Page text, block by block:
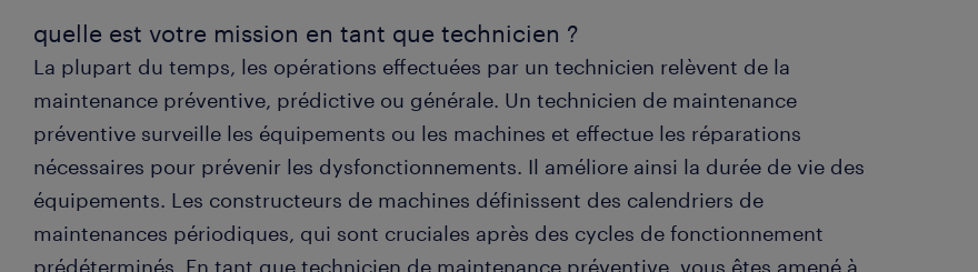
quelle est votre mission en tant que technicien ?
La plupart du temps, les opérations effectuées par un technicien relèvent de la
maintenance préventive, prédictive ou générale. Un technicien de maintenance
préventive surveille les équipements ou les machines et effectue les réparations
nécessaires pour prévenir les dysfonctionnements. Il améliore ainsi la durée de vie des
équipements. Les constructeurs de machines définissent des calendriers de
maintenances périodiques, qui sont cruciales après des cycles de fonctionnement
prédéterminés. En tant que technicien de maintenance préventive, vous êtes amené à